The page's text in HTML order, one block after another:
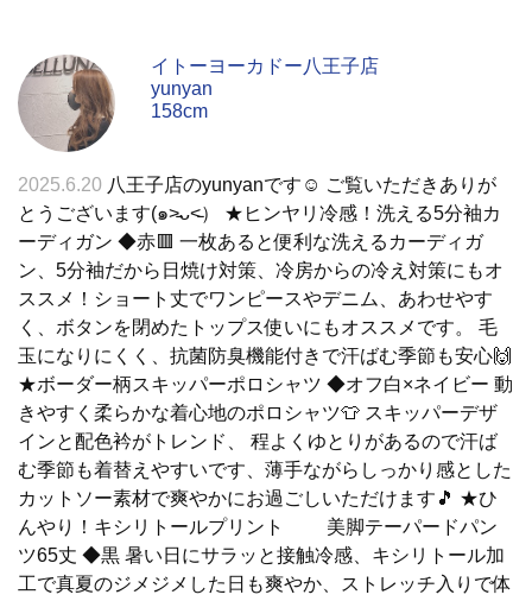
イトーヨーカドー八王子店
yunyan
158cm
2025.6.20 八王子店のyunyanです☺︎ ご覧いただきありが
とうございます(๑˃̵ᴗ˂̵） ★ヒンヤリ冷感！洗える5分袖カ
ーディガン ◆赤🟥 一枚あると便利な洗えるカーディガ
ン、5分袖だから日焼け対策、冷房からの冷え対策にもオ
ススメ！ショート丈でワンピースやデニム、あわせやす
く、ボタンを閉めたトップス使いにもオススメです。 毛
玉になりにくく、抗菌防臭機能付きで汗ばむ季節も安心🙌
★ボーダー柄スキッパーポロシャツ ◆オフ白×ネイビー 動
きやすく柔らかな着心地のポロシャツ👕 スキッパーデザ
インと配色衿がトレンド、 程よくゆとりがあるので汗ば
む季節も着替えやすいです、薄手ながらしっかり感とした
カットソー素材で爽やかにお過ごしいただけます🎵 ★ひ
んやり！キシリトールプリント 美脚テーパードパン
ツ65丈 ◆黒 暑い日にサラッと接触冷感、キシリトール加
工で真夏のジメジメした日も爽やか、ストレッチ入りで体